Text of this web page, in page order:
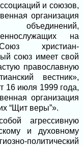
и союзов,
организация
объединений,
на
христиан-
союз имеет свой
православную
вестник»,
16 июля 1999 года,
организация
“Щит веры”».
агрессивную
и духовному
политический